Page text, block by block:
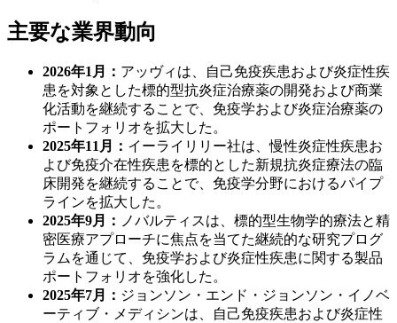
主要な業界動向
2026年1月： アッヴィは、自己免疫疾患および炎症性疾
患を対象とした標的型抗炎症治療薬の開発および商業
化活動を継続することで、免疫学および炎症治療薬の
ポートフォリオを拡大した。
2025年11月： イーライリリー社は、慢性炎症性疾患お
よび免疫介在性疾患を標的とした新規抗炎症療法の臨
床開発を継続することで、免疫学分野におけるパイプ
ラインを拡大した。
2025年9月： ノバルティスは、標的型生物学的療法と精
密医療アプローチに焦点を当てた継続的な研究プログ
ラムを通じて、免疫学および炎症性疾患に関する製品
ポートフォリオを強化した。
2025年7月： ジョンソン・エンド・ジョンソン・イノベ
ーティブ・メディシンは、自己免疫疾患および炎症性